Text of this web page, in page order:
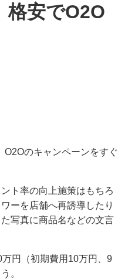
安でO2O
O2Oのキャンペーンをすぐ
ト率の向上施策はもちろ
ーを店舗へ再誘導したり
写真に商品名などの文言
円（初期費用10万円、9
。